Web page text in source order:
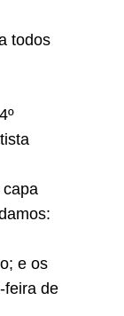
todos
capa
e os
feira de